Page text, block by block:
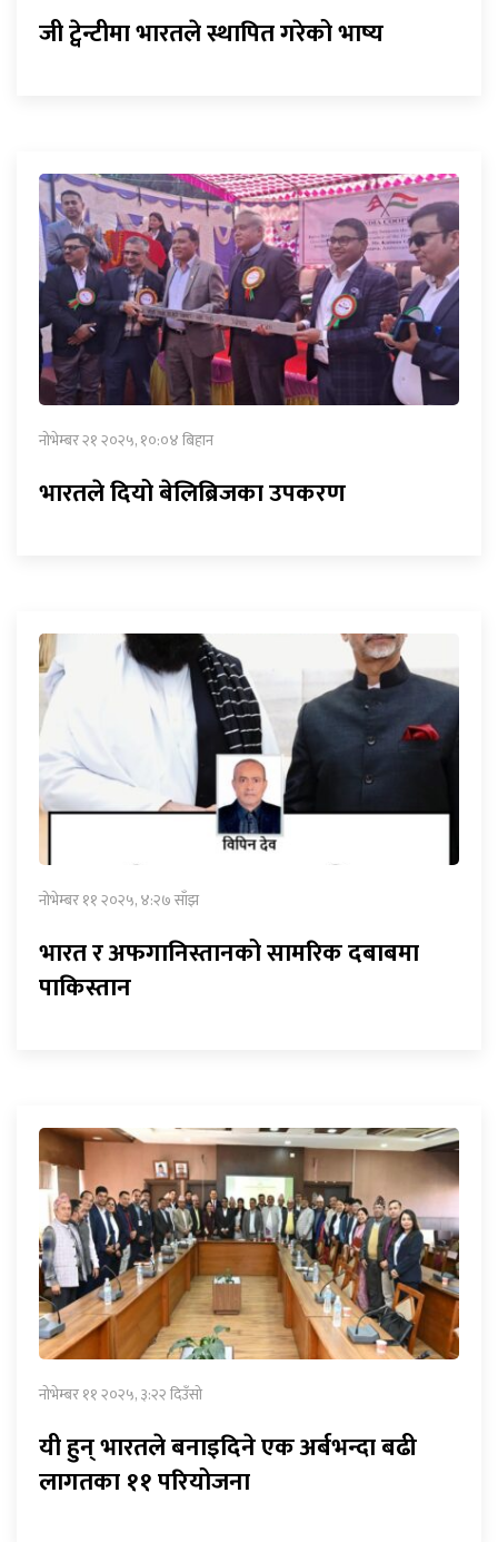
जी ट्वेन्टीमा भारतले स्थापित गरेको भाष्य
नोभेम्बर २१ २०२५, १०:०४ बिहान
भारतले दियो बेलिब्रिजका उपकरण
नोभेम्बर ११ २०२५, ४:२७ साँझ
भारत र अफगानिस्तानको सामरिक दबाबमा
पाकिस्तान
नोभेम्बर ११ २०२५, ३:२२ दिउँसो
यी हुन् भारतले बनाइदिने एक अर्बभन्दा बढी
लागतका ११ परियोजना